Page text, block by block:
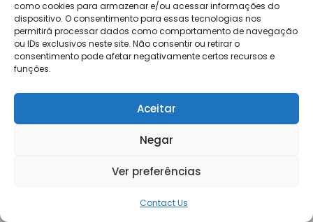
como cookies para armazenar e/ou acessar informações do
dispositivo. O consentimento para essas tecnologias nos
permitirá processar dados como comportamento de navegação
ou IDs exclusivos neste site. Não consentir ou retirar o
consentimento pode afetar negativamente certos recursos e
funções.
Aceitar
Negar
Ver preferências
Contact Us
FOLLOW US
©